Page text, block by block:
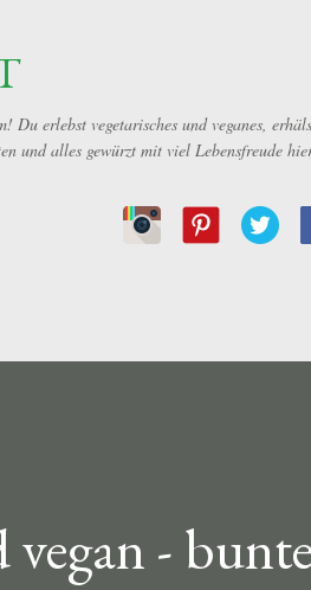
Du erlebst vegetarisches und veganes,
und alles gewürzt mit viel Lebensfreude
vegan -